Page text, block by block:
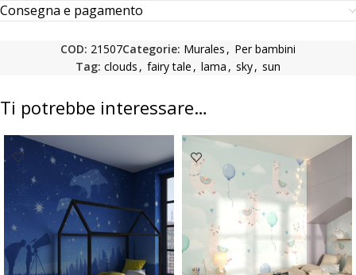
Consegna e pagamento
COD: 21507Categorie: Murales , Per bambini
Tag: clouds , fairy tale , lama , sky, sun
Ti potrebbe interessare…